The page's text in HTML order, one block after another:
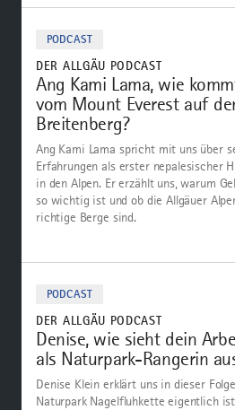
PODCAST
DER ALLGÄU PODCAST
Ang Kami Lama, wie
vom Mount Everest auf
Breitenberg?
Ang Kami Lama spricht mit uns über
Erfahrungen als erster nepalesischer
in den Alpen. Er erzählt uns, warum
so wichtig ist und ob die Allgäuer
richtige Berge sind.
PODCAST
DER ALLGÄU PODCAST
Denise, wie sieht dein
als Naturpark-Rangerin
Denise Klein erklärt uns in dieser
Naturpark Nagelfluhkette eigentlich